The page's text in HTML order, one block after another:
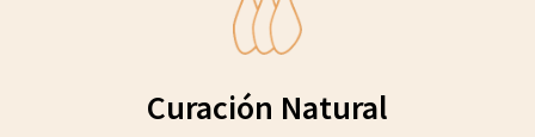
Curación Natural